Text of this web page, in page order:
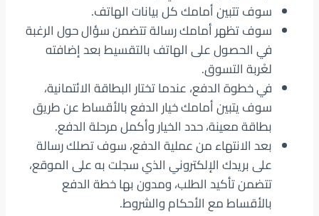
سوف تتبين أمامك كل بيانات الهاتف.
سوف تظهر أمامك رسالة تتضمن سؤال حول الرغبة
في الحصول على الهاتف بالتقسيط بعد إضافته
لعْربة التسوق.
في خطوة الدفع، عندما تختار البطاقة الائتمانية،
سوف يتبين أمامك خيار الدفع بالأقساط عن طريق
بطاقة معينة، حدد الخيار وأكمل مرحلة الدفع.
بعد الانتهاء من عملية الدفع، سوف تصلك رسالة
على بريدك الإلكتروني الذي سجلت به على الموقع،
تتضمن تأكيد الطلب، ومدون بها خطة الدفع
بالأقساط مع الأحكام والشروط.